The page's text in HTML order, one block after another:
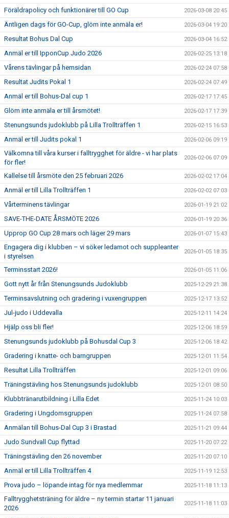
Föräldrapolicy och funktionärer till GO Cup 2026-03-08 20:45
Äntligen dags för GO-Cup, glöm inte anmäla er! 2026-03-04 19:20
Resultat Bohus Dal Cup 2026-03-04 16:52
Anmäl er till IpponCup Judo 2026 2026-02-25 13:18
Vårens tävlingar på hemsidan 2026-02-24 07:58
Resultat Judits Pokal 1 2026-02-24 07:49
Anmäl er till Bohus-Dal cup 1 2026-02-17 17:45
Glöm inte anmäla er till årsmötet! 2026-02-17 17:39
Stenungsunds judoklubb på Lilla Trollträffen 1 2026-02-15 16:53
Anmäl er till Judits pokal 1 2026-02-06 09:19
Välkomna till våra kurser i falltrygghet för äldre - vi har plats
för fler!
2026-02-06 07:09
Kallelse till årsmöte den 25 februari 2026 2026-02-02 17:04
Anmäl er till Lilla Trollträffen 1 2026-02-02 07:03
Vårterminens tävlingar 2026-01-19 21:02
SAVE-THE-DATE ÅRSMÖTE 2026 2026-01-19 20:36
Upprop GO Cup 28 mars och läger 29 mars 2026-01-07 15:43
Engagera dig i klubben – vi söker ledamot och suppleanter
i styrelsen
2026-01-05 18:35
Terminsstart 2026! 2026-01-05 11:06
Gott nytt år från Stenungsunds Judoklubb 2025-12-29 21:38
Terminsavslutning och gradering i vuxengruppen 2025-12-17 13:52
Jul-judo i Uddevalla 2025-12-11 14:24
Hjälp oss bli fler! 2025-12-06 18:59
Stenungsunds judoklubb på Bohusdal Cup 3 2025-12-06 18:42
Gradering i knatte- och barngruppen 2025-12-01 11:54
Resultat Lilla Trollträffen 2025-12-01 09:06
Träningstävling hos Stenungsunds judoklubb 2025-12-01 08:50
Klubbtränarutbildning i Lilla Edet 2025-11-24 10:03
Gradering i Ungdomsgruppen 2025-11-24 07:58
Anmälan till Bohus-Dal Cup 3 i Brastad 2025-11-21 09:44
Judo Sundvall Cup flyttad 2025-11-20 07:22
Träningstävling den 26 november 2025-11-20 07:10
Anmäl er till Lilla Trollträffen 4 2025-11-19 12:53
Prova judo – löpande intag för nya medlemmar 2025-11-18 11:13
Falltrygghetsträning för äldre – ny termin startar 11 januari
2026
2025-11-18 11:03